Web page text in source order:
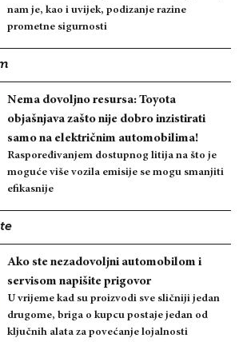
nam je, kao i uvijek, podizanje razine
prometne sigurnosti
Nema dovoljno resursa: Toyota
objašnjava zašto nije dobro inzistirati
samo na električnim automobilima!
Raspoređivanjem dostupnog litija na što je
moguće više vozila emisije se mogu smanjiti
efikasnije
Ako ste nezadovoljni automobilom i
servisom napišite prigovor
U vrijeme kad su proizvodi sve sličniji jedan
drugome, briga o kupcu postaje jedan od
ključnih alata za povećanje lojalnosti